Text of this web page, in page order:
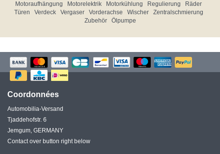
Motoraufhängung
Motorelektrik Motorkühlung Regulierung
Räder
Türen
Verdeck Vergaser Vorderachse Wischer
Zentralschmierung
Zubehör
Ölpumpe
Coordonnées
Automobilia-Versand
Tjaddehofstr. 6
Jemgum, GERMANY
Contact over button right below